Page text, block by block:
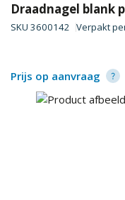
Draadnagel blank
SKU 3600142 Verpakt
Prijs op aanvraag